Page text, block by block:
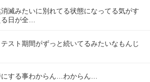
滅みたいに別れてる状態になってる気がす
日が全…
スト期間がずっと続いてるみたいなもんじ
する事わからん…わからん…